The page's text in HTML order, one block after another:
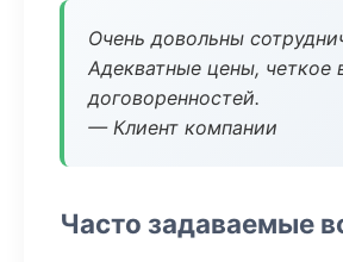
Очень довольны
Адекватные цены, четкое
договоренностей.
— Клиент компании
Часто задаваемые